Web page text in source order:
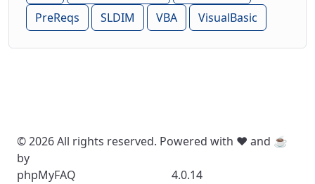
PreReqs
SLDIM VBA VisualBasic
© 2026 All rights reserved. Powered with ❤️ and ☕️
by
phpMyFAQ
4.0.14